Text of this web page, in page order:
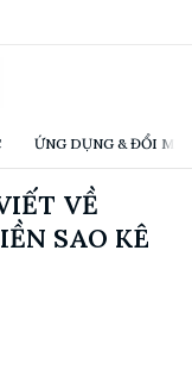
ỨNG DỤNG & ĐỔI
VỀ
SAO KÊ